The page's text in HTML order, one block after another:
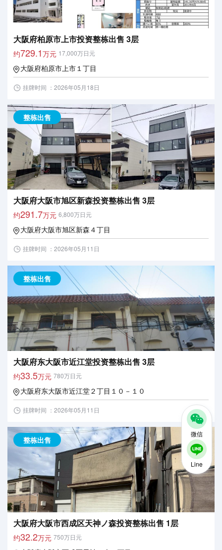
微信
Line
大阪府柏原市上市投资整栋出售 3层
约729.1万元 17,000万日元
大阪府柏原市上市１丁目
挂牌时间 ：2026年05月18日
整栋出售
大阪府大阪市旭区新森投资整栋出售 3层
约291.7万元 6,800万日元
大阪府大阪市旭区新森４丁目
挂牌时间 ：2026年05月11日
整栋出售
大阪府东大阪市近江堂投资整栋出售 3层
约33.5万元 780万日元
大阪府东大阪市近江堂２丁目１０－１０
挂牌时间 ：2026年05月11日
整栋出售
大阪府大阪市西成区天神ノ森投资整栋出售 1层
约32.2万元 750万日元